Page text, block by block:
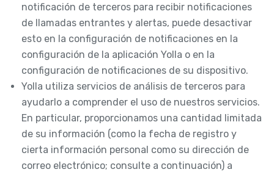
notificación de terceros para recibir notificaciones
de llamadas entrantes y alertas, puede desactivar
esto en la configuración de notificaciones en la
configuración de la aplicación Yolla o en la
configuración de notificaciones de su dispositivo.
Yolla utiliza servicios de análisis de terceros para
ayudarlo a comprender el uso de nuestros servicios.
En particular, proporcionamos una cantidad limitada
de su información (como la fecha de registro y
cierta información personal como su dirección de
correo electrónico; consulte a continuación) a